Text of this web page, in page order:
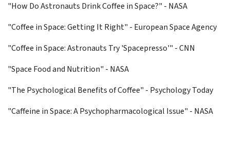
"How Do Astronauts Drink Coffee in Space?" - NASA
"Coffee in Space: Getting It Right" - European Space Agency
"Coffee in Space: Astronauts Try 'Spacepresso'" - CNN
"Space Food and Nutrition" - NASA
"The Psychological Benefits of Coffee" - Psychology Today
"Caffeine in Space: A Psychopharmacological Issue" - NASA